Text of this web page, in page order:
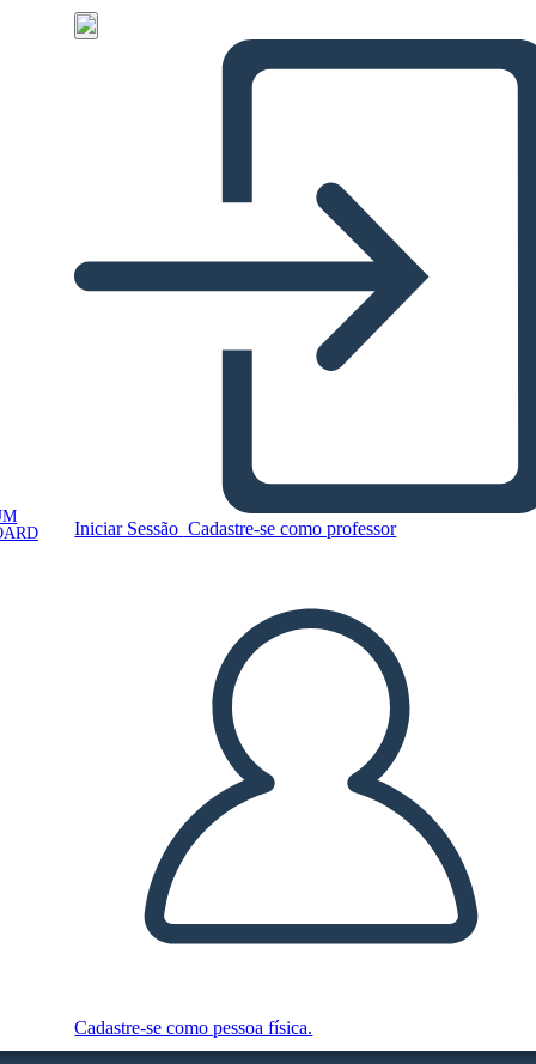
Iniciar Sessão Cadastre-se como professor
Cadastre-se como pessoa física.